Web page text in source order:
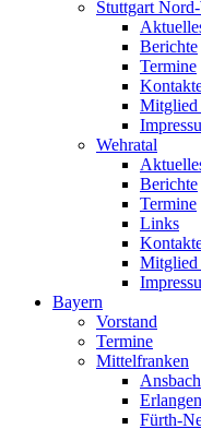
Stuttgart
Berichte
Termine
Mitglied
Wehratal
Berichte
Termine
Links
Mitglied
Bayern
Vorstand
Termine
Mittelfranken
Ansbach
Fürth-